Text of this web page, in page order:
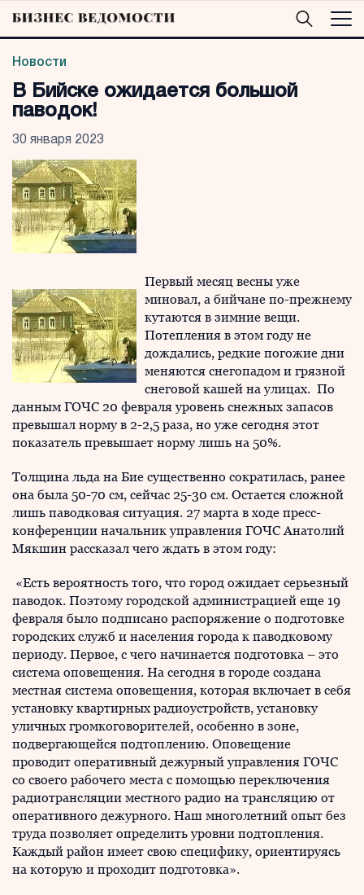
Новости
В Бийске ожидается большой
паводок!
30 января 2023
Первый месяц весны уже
миновал, а бийчане по-прежнему
кутаются в зимние вещи.
Потепления в этом году не
дождались, редкие погожие дни
меняются снегопадом и грязной
снеговой кашей на улицах. По
данным ГОЧС 20 февраля уровень снежных запасов
превышал норму в 2-2,5 раза, но уже сегодня этот
показатель превышает норму лишь на 50%.
Толщина льда на Бие существенно сократилась, ранее
она была 50-70 см, сейчас 25-30 см. Остается сложной
лишь паводковая ситуация. 27 марта в ходе пресс-
конференции начальник управления ГОЧС Анатолий
Мякшин рассказал чего ждать в этом году:
«Есть вероятность того, что город ожидает серьезный
паводок. Поэтому городской администрацией еще 19
февраля было подписано распоряжение о подготовке
городских служб и населения города к паводковому
периоду. Первое, с чего начинается подготовка – это
система оповещения. На сегодня в городе создана
местная система оповещения, которая включает в себя
установку квартирных радиоустройств, установку
уличных громкоговорителей, особенно в зоне,
подвергающейся подтоплению. Оповещение
проводит оперативный дежурный управления ГОЧС
со своего рабочего места с помощью переключения
радиотрансляции местного радио на трансляцию от
оперативного дежурного. Наш многолетний опыт без
труда позволяет определить уровни подтопления.
Каждый район имеет свою специфику, ориентируясь
на которую и проходит подготовка».